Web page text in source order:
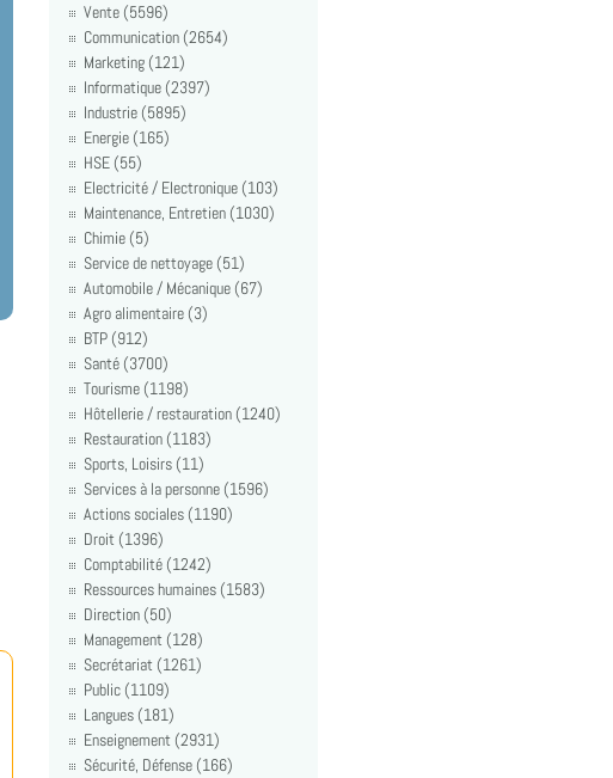
Vente (5596)
Communication (2654)
Marketing (121)
Informatique (2397)
Industrie (5895)
Energie (165)
HSE (55)
Electricité / Electronique (103)
Maintenance, Entretien (1030)
Chimie (5)
Service de nettoyage (51)
Automobile / Mécanique (67)
Agro alimentaire (3)
BTP (912)
Santé (3700)
Tourisme (1198)
Hôtellerie / restauration (1240)
Restauration (1183)
Sports, Loisirs (11)
Services à la personne (1596)
Actions sociales (1190)
Droit (1396)
Comptabilité (1242)
Ressources humaines (1583)
Direction (50)
Management (128)
Secrétariat (1261)
Public (1109)
Langues (181)
Enseignement (2931)
Sécurité, Défense (166)